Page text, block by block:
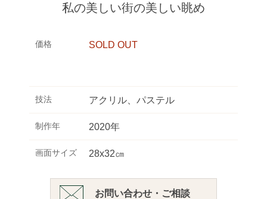
私の美しい街の美しい眺め
価格 SOLD OUT
技法 アクリル、パステル
制作年 2020年
画面サイズ 28x32㎝
お問い合わせ・ご相談